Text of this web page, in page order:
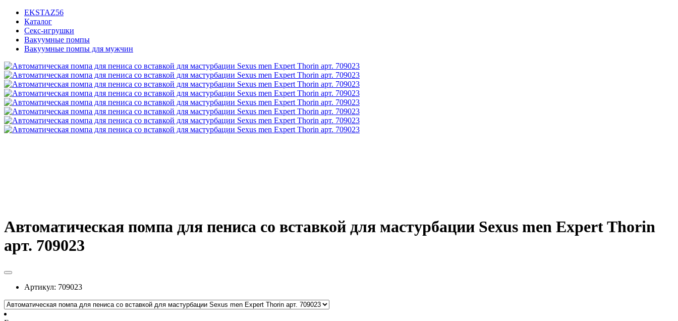
EKSTAZ56
Каталог
Секс-игрушки
Вакуумные помпы
Вакуумные помпы для мужчин
Автоматическая помпа для пениса со вставкой для мастурбации Sexus men Expert Thorin
арт. 709023
Артикул: 709023